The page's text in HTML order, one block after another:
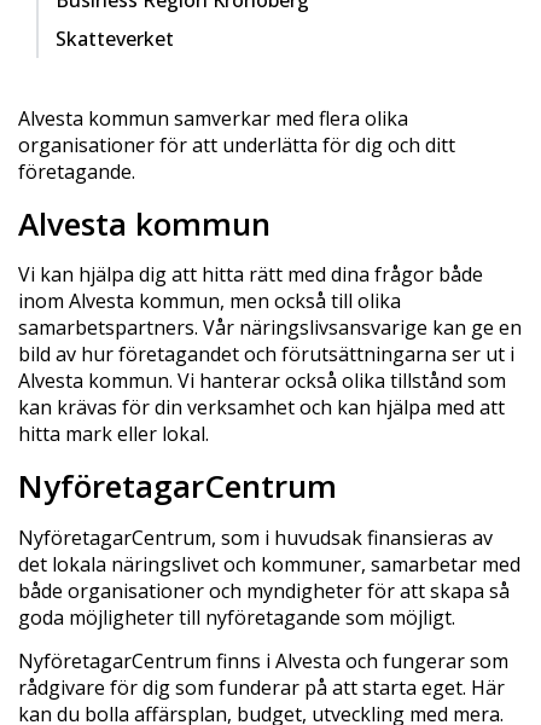
Skatteverket
Alvesta kommun samverkar med flera olika
organisationer för att underlätta för dig och ditt
företagande.
Alvesta kommun
Vi kan hjälpa dig att hitta rätt med dina frågor både
inom Alvesta kommun, men också till olika
samarbetspartners. Vår näringslivsansvarige kan ge en
bild av hur företagandet och förutsättningarna ser ut i
Alvesta kommun. Vi hanterar också olika tillstånd som
kan krävas för din verksamhet och kan hjälpa med att
hitta mark eller lokal.
NyföretagarCentrum
NyföretagarCentrum, som i huvudsak finansieras av
det lokala näringslivet och kommuner, samarbetar med
både organisationer och myndigheter för att skapa så
goda möjligheter till nyföretagande som möjligt.
NyföretagarCentrum finns i Alvesta och fungerar som
rådgivare för dig som funderar på att starta eget. Här
kan du bolla affärsplan, budget, utveckling med mera.